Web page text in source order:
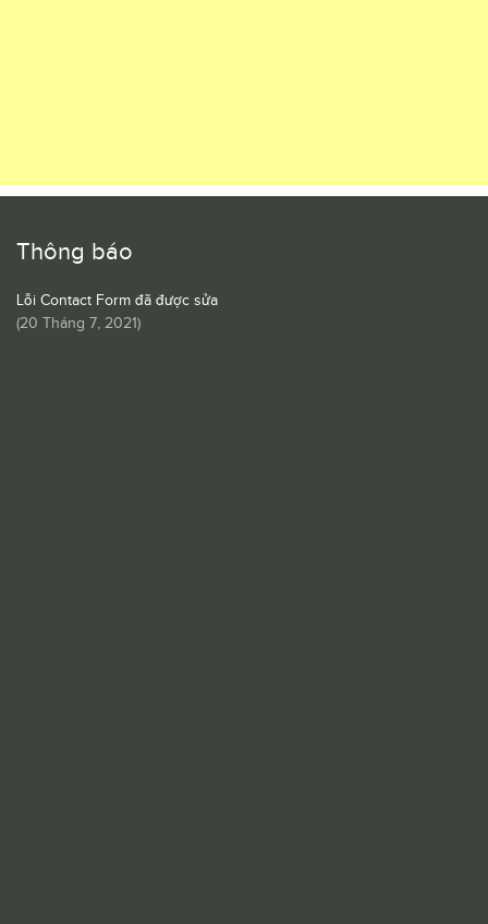
Thông báo
Lỗi Contact Form đã được sửa
(20 Tháng 7, 2021)